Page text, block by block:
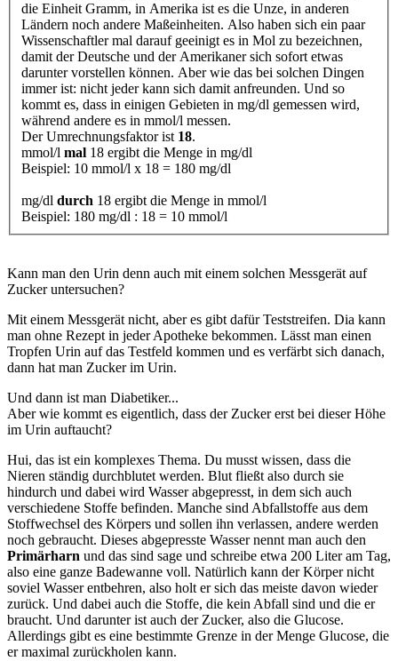
die Einheit Gramm, in Amerika ist es die Unze, in anderen
Ländern noch andere Maßeinheiten. Also haben sich ein paar
Wissenschaftler mal darauf geeinigt es in Mol zu bezeichnen,
damit der Deutsche und der Amerikaner sich sofort etwas
darunter vorstellen können. Aber wie das bei solchen Dingen
immer ist: nicht jeder kann sich damit anfreunden. Und so
kommt es, dass in einigen Gebieten in mg/dl gemessen wird,
während andere es in mmol/l messen.
Der Umrechnungsfaktor ist 18.
mmol/l mal 18 ergibt die Menge in mg/dl
Beispiel: 10 mmol/l x 18 = 180 mg/dl
mg/dl durch 18 ergibt die Menge in mmol/l
Beispiel: 180 mg/dl : 18 = 10 mmol/l
Kann man den Urin denn auch mit einem solchen Messgerät auf
Zucker untersuchen?
Mit einem Messgerät nicht, aber es gibt dafür Teststreifen. Dia kann
man ohne Rezept in jeder Apotheke bekommen. Lässt man einen
Tropfen Urin auf das Testfeld kommen und es verfärbt sich danach,
dann hat man Zucker im Urin.
Und dann ist man Diabetiker...
Aber wie kommt es eigentlich, dass der Zucker erst bei dieser Höhe
im Urin auftaucht?
Hui, das ist ein komplexes Thema. Du musst wissen, dass die
Nieren ständig durchblutet werden. Blut fließt also durch sie
hindurch und dabei wird Wasser abgepresst, in dem sich auch
verschiedene Stoffe befinden. Manche sind Abfallstoffe aus dem
Stoffwechsel des Körpers und sollen ihn verlassen, andere werden
noch gebraucht. Dieses abgepresste Wasser nennt man auch den
Primärharn und das sind sage und schreibe etwa 200 Liter am Tag,
also eine ganze Badewanne voll. Natürlich kann der Körper nicht
soviel Wasser entbehren, also holt er sich das meiste davon wieder
zurück. Und dabei auch die Stoffe, die kein Abfall sind und die er
braucht. Und darunter ist auch der Zucker, also die Glucose.
Allerdings gibt es eine bestimmte Grenze in der Menge Glucose, die
er maximal zurückholen kann.